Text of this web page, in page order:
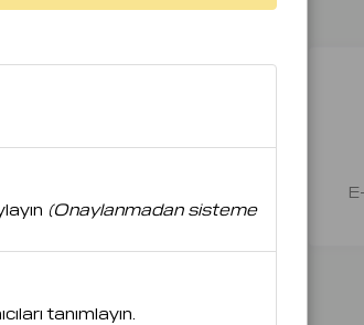
İşlemleri
(Onaylanmadan sisteme
tanımlayın.